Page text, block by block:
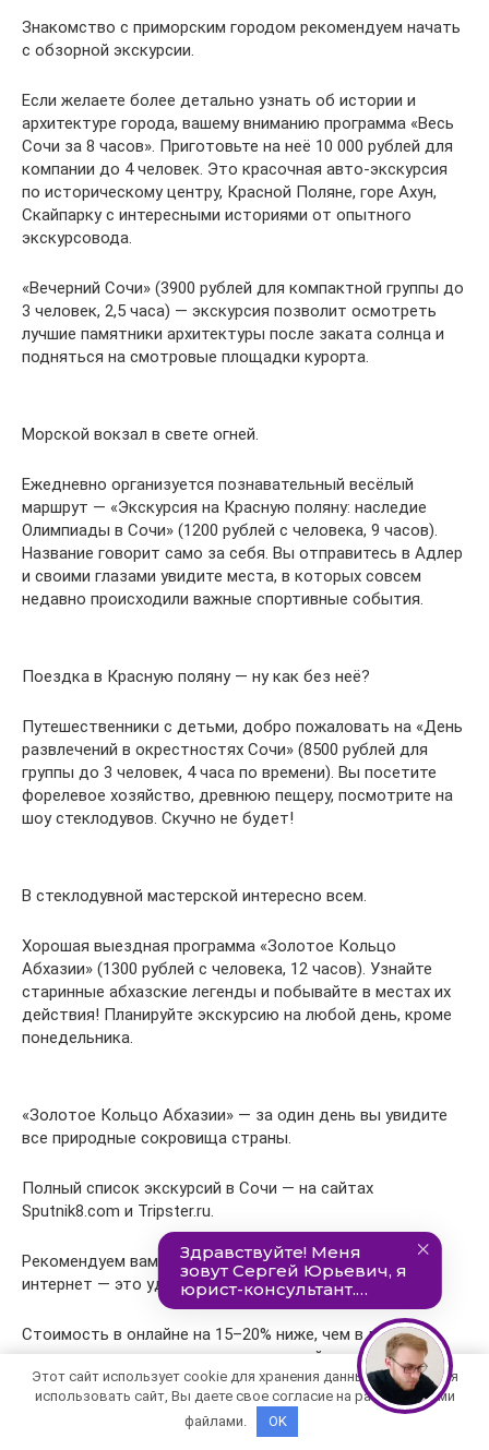
Знакомство с приморским городом рекомендуем начать
с обзорной экскурсии.
Если желаете более детально узнать об истории и
архитектуре города, вашему вниманию программа «Весь
Сочи за 8 часов». Приготовьте на неё 10 000 рублей для
компании до 4 человек. Это красочная авто-экскурсия
по историческому центру, Красной Поляне, горе Ахун,
Скайпарку с интересными историями от опытного
экскурсовода.
«Вечерний Сочи» (3900 рублей для компактной группы до
3 человек, 2,5 часа) — экскурсия позволит осмотреть
лучшие памятники архитектуры после заката солнца и
подняться на смотровые площадки курорта.
Морской вокзал в свете огней.
Ежедневно организуется познавательный весёлый
маршрут — «Экскурсия на Красную поляну: наследие
Олимпиады в Сочи» (1200 рублей с человека, 9 часов).
Название говорит само за себя. Вы отправитесь в Адлер
и своими глазами увидите места, в которых совсем
недавно происходили важные спортивные события.
Поездка в Красную поляну — ну как без неё?
Путешественники с детьми, добро пожаловать на «День
развлечений в окрестностях Сочи» (8500 рублей для
группы до 3 человек, 4 часа по времени). Вы посетите
форелевое хозяйство, древнюю пещеру, посмотрите на
шоу стеклодувов. Скучно не будет!
В стеклодувной мастерской интересно всем.
Хорошая выездная программа «Золотое Кольцо
Абхазии» (1300 рублей с человека, 12 часов). Узнайте
старинные абхазские легенды и побывайте в местах их
действия! Планируйте экскурсию на любой день, кроме
понедельника.
«Золотое Кольцо Абхазии» — за один день вы увидите
все природные сокровища страны.
Полный список экскурсий в Сочи — на сайтах
Sputnik8.com и Tripster.ru.
Рекомендуем вам бронировать экскурсии через
интернет — это удобно и выгодно.
Стоимость в онлайне на 15–20% ниже, чем в любом
турагентстве или у распространителей, а выбор
программ значительно больше. Вы сможете изучить
описание экскурсии, почитать отзывы туристов о ней,
посмотреть фотографии и отправиться туда, где вам
Этот сайт использует cookie для хранения данных. Продолжая
использовать сайт, Вы даете свое согласие на работу с этими
файлами.
OK